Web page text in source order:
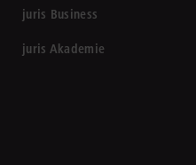
juris Business
juris Akademie